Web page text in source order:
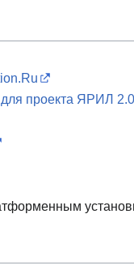
проекта ЯРИЛ 2.0